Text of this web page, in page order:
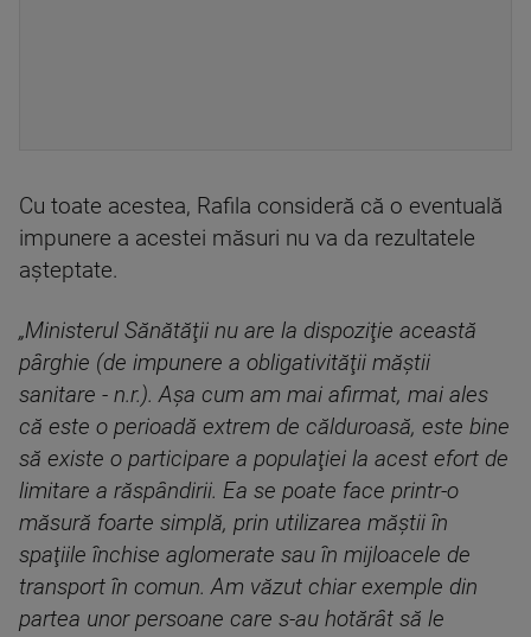
Cu toate acestea, Rafila consideră că o eventuală
impunere a acestei măsuri nu va da rezultatele
aşteptate.
„Ministerul Sănătăţii nu are la dispoziţie această
pârghie (de impunere a obligativităţii măştii
sanitare - n.r.). Aşa cum am mai afirmat, mai ales
că este o perioadă extrem de călduroasă, este bine
să existe o participare a populaţiei la acest efort de
limitare a răspândirii. Ea se poate face printr-o
măsură foarte simplă, prin utilizarea măştii în
spaţiile închise aglomerate sau în mijloacele de
transport în comun. Am văzut chiar exemple din
partea unor persoane care s-au hotărât să le